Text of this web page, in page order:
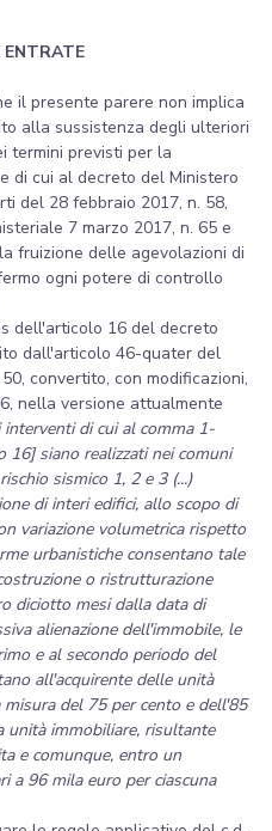
ENTRATE
il presente parere non implica
alla sussistenza degli ulteriori
termini previsti per la
di cui al decreto del Ministero
del 28 febbraio 2017, n. 58,
7 marzo 2017, n. 65 e
fruizione delle agevolazioni di
ogni potere di controllo
dell'articolo 16 del decreto
dall'articolo 46-quater del
convertito, con modificazioni,
nella versione attualmente
interventi di cui al comma 1-
siano realizzati nei comuni
sismico 1, 2 e 3 (...)
di interi edifici, allo scopo di
variazione volumetrica rispetto
urbanistiche consentano tale
o ristrutturazione
diciotto mesi dalla data di
alienazione dell'immobile, le
e al secondo periodo del
all'acquirente delle unità
del 75 per cento e dell'85
unità immobiliare, risultante
e comunque, entro un
a 96 mila euro per ciascuna